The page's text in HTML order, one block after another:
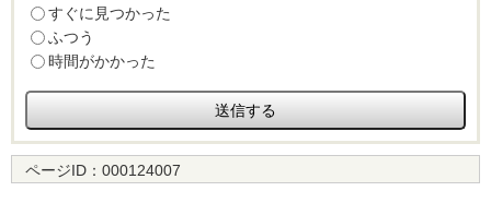
すぐに見つかった
ふつう
時間がかかった
ページID： 000124007